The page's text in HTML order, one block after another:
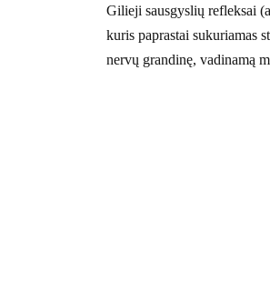
Gilieji sausgyslių refleksai
kuris paprastai sukuriamas
nervų grandinę, vadinamą